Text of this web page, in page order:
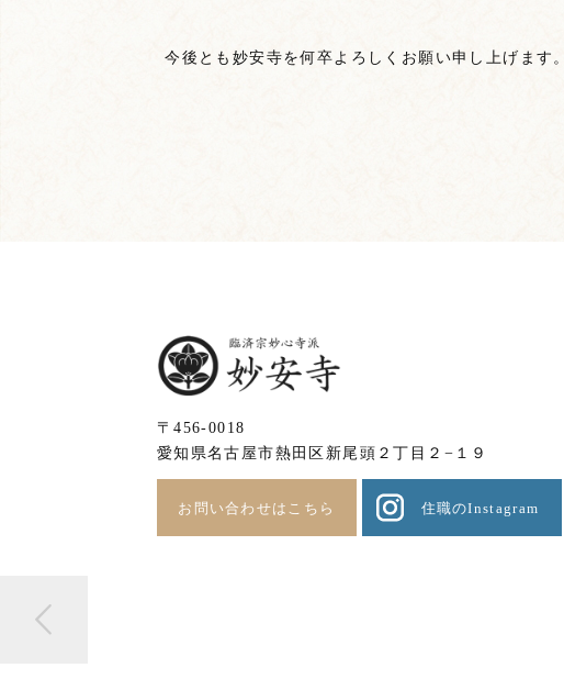
今後とも妙安寺を何卒よろしくお願い申し上げます。
〒456-0018
愛知県名古屋市熱田区新尾頭２丁目２−１９
お問い合わせはこちら 住職のInstagram